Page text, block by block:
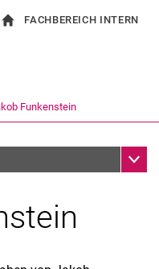
Springe direkt zu: Inhalt
Springe direkt zu: Suche
Springe direkt zu:
externen Link in einem
FACHBEREICH INTERN
Funkenstein